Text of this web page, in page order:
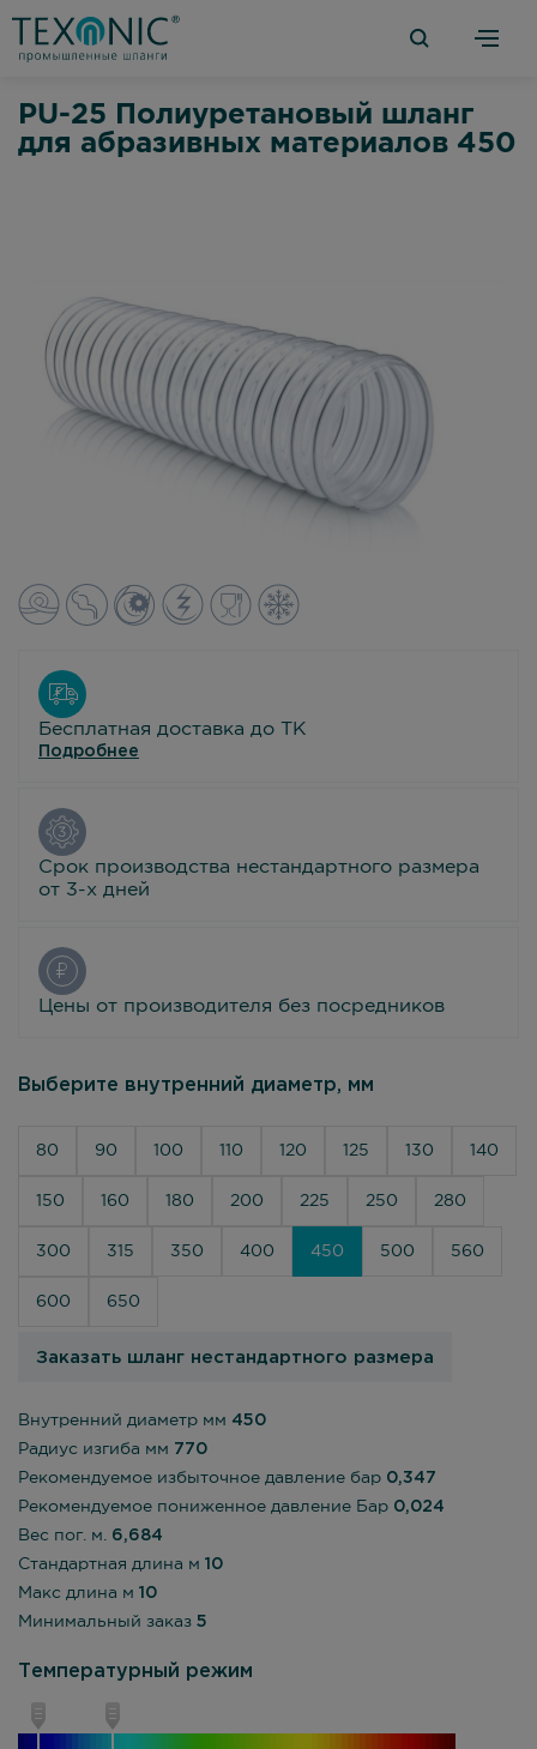
PU-25 Полиуретановый шланг
для абразивных материалов 450
Бесплатная доставка до ТК
Подробнее
Срок производства нестандартного размера
от 3-х дней
Цены от производителя без посредников
Выберите внутренний диаметр, мм
80 90 100 110 120 125 130 140
150 160 180 200 225 250 280
300 315 350 400 450 500 560
600 650
Заказать шланг нестандартного размера
Внутренний диаметр мм 450
Радиус изгиба мм 770
Рекомендуемое избыточное давление бар 0,347
Рекомендуемое пониженное давление Бар 0,024
Вес пог. м. 6,684
Стандартная длина м 10
Макс длина м 10
Минимальный заказ 5
Температурный режим